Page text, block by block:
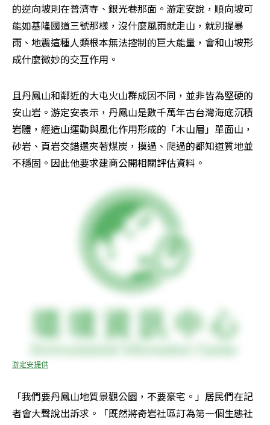
的逆向坡則在普濟寺、銀光巷那面。游定安說，順向坡可
能如基隆國道三號那樣，沒什麼風雨就走山，就別提暴
雨、地震這種人類根本無法控制的巨大能量，會和山坡形
成什麼微妙的交互作用。
且丹鳳山和鄰近的大屯火山群成因不同，並非皆為堅硬的
安山岩。游定安表示，丹鳳山是數千萬年古台灣海底沉積
岩體，經造山運動與風化作用形成的「木山層」單面山，
砂岩、頁岩交錯還夾著煤炭，摸過、爬過的都知道質地並
不穩固。因此他要求建商公開相關評估資料。
游定安提供
「我們要丹鳳山地質景觀公園，不要豪宅。」居民們在記
者會大聲說出訴求。「既然將奇岩社區訂為第一個生態社